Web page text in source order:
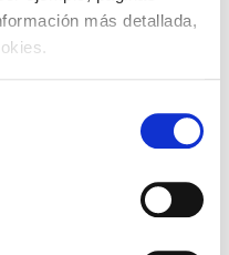
más detallada,